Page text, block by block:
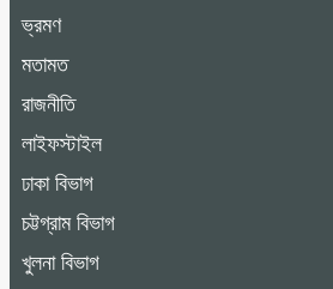
ভ্রমণ
মতামত
রাজনীতি
লাইফস্টাইল
ঢাকা বিভাগ
চট্টগ্রাম বিভাগ
খুলনা বিভাগ